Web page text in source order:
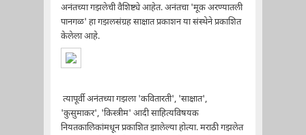
अनंतच्या गझलेची वैशिष्ट्ये आहेत. अनंतचा 'मूक अरण्यातली
पानगळ' हा गझलसंग्रह साक्षात प्रकाशन या संस्थेने प्रकाशित
केलेला आहे.
त्यापूर्वी अनंतच्या गझला 'कवितारती', 'साक्षात',
'कुसुमाकर', 'किस्त्रीम' आदी साहित्यविषयक
नियतकालिकांमधून प्रकाशित झालेल्या होत्या. मराठी गझलेत